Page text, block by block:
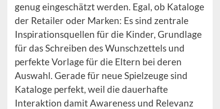
genug eingeschätzt werden. Egal, ob Kataloge
der Retailer oder Marken: Es sind zentrale
Inspirationsquellen für die Kinder, Grundlage
für das Schreiben des Wunschzettels und
perfekte Vorlage für die Eltern bei deren
Auswahl. Gerade für neue Spielzeuge sind
Kataloge perfekt, weil die dauerhafte
Interaktion damit Awareness und Relevanz